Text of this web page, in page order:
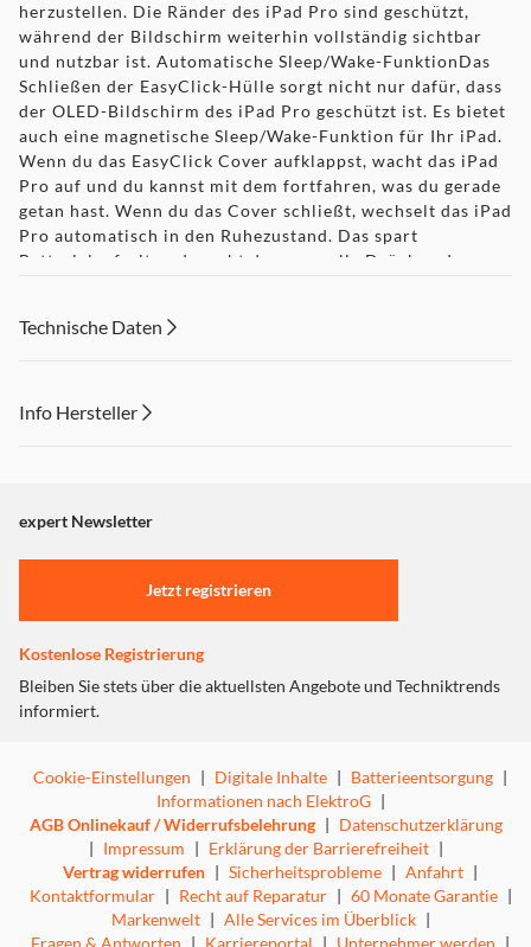
herzustellen. Die Ränder des iPad Pro sind geschützt,
während der Bildschirm weiterhin vollständig sichtbar
und nutzbar ist. Automatische Sleep/Wake-FunktionDas
Schließen der EasyClick-Hülle sorgt nicht nur dafür, dass
der OLED-Bildschirm des iPad Pro geschützt ist. Es bietet
auch eine magnetische Sleep/Wake-Funktion für Ihr iPad.
Wenn du das EasyClick Cover aufklappst, wacht das iPad
Pro auf und du kannst mit dem fortfahren, was du gerade
getan hast. Wenn du das Cover schließt, wechselt das iPad
Pro automatisch in den Ruhezustand. Das spart
Batterielaufzeit und macht das manuelle Drücken der
drei verschiedene, dezente Erhöhungen. So kannst du das
Serie freihändig anzuschauen oder bequem einen
zertifiziertem, recyceltem Material. 7,5 recycelte PET-
Flaschen wurden für die Herstellung dieses Bezuges
verwendet. Dieses Material erfüllt die höchsten
Technische Daten
Info Hersteller
"Marketing".
Einstellungen anpassen
expert Newsletter
Jetzt registrieren
Kostenlose Registrierung
Bleiben Sie stets über die aktuellsten Angebote und Techniktrends
informiert.
Cookie-Einstellungen | Digitale Inhalte | Batterieentsorgung |
Informationen nach ElektroG |
AGB Onlinekauf / Widerrufsbelehrung | Datenschutzerklärung
| Impressum | Erklärung der Barrierefreiheit |
Vertrag widerrufen | Sicherheitsprobleme | Anfahrt |
Kontaktformular | Recht auf Reparatur | 60 Monate Garantie |
Markenwelt | Alle Services im Überblick |
Fragen & Antworten | Karriereportal | Unternehmer werden |